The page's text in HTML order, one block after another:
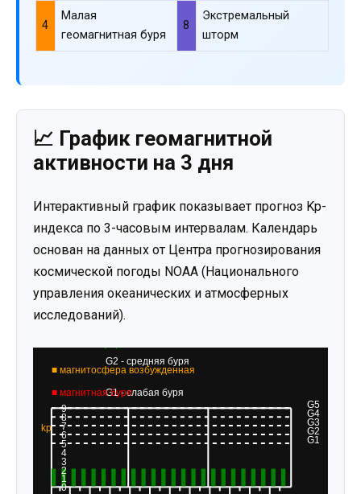
4
Малая
геомагнитная буря
8
Экстремальный
шторм
📈 График геомагнитной
активности на 3 дня
Интерактивный график показывает прогноз Kp-
индекса по 3-часовым интервалам. Календарь
основан на данных от Центра прогнозирования
космической погоды NOAA (Национального
управления океанических и атмосферных
исследований).